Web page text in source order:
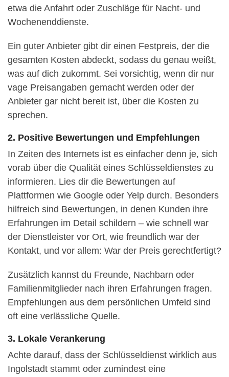
etwa die Anfahrt oder Zuschläge für Nacht- und
Wochenenddienste.
Ein guter Anbieter gibt dir einen Festpreis, der die
gesamten Kosten abdeckt, sodass du genau weißt,
was auf dich zukommt. Sei vorsichtig, wenn dir nur
vage Preisangaben gemacht werden oder der
Anbieter gar nicht bereit ist, über die Kosten zu
sprechen.
2. Positive Bewertungen und Empfehlungen
In Zeiten des Internets ist es einfacher denn je, sich
vorab über die Qualität eines Schlüsseldienstes zu
informieren. Lies dir die Bewertungen auf
Plattformen wie Google oder Yelp durch. Besonders
hilfreich sind Bewertungen, in denen Kunden ihre
Erfahrungen im Detail schildern – wie schnell war
der Dienstleister vor Ort, wie freundlich war der
Kontakt, und vor allem: War der Preis gerechtfertigt?
Zusätzlich kannst du Freunde, Nachbarn oder
Familienmitglieder nach ihren Erfahrungen fragen.
Empfehlungen aus dem persönlichen Umfeld sind
oft eine verlässliche Quelle.
3. Lokale Verankerung
Achte darauf, dass der Schlüsseldienst wirklich aus
Ingolstadt stammt oder zumindest eine